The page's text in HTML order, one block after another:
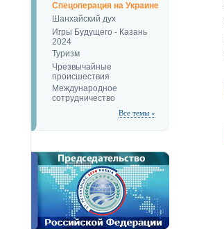
Спецоперация на Украине
Шанхайский дух
Игры Будущего - Казань
2024
Туризм
Чрезвычайные
происшествия
Международное
сотрудничество
Все темы »